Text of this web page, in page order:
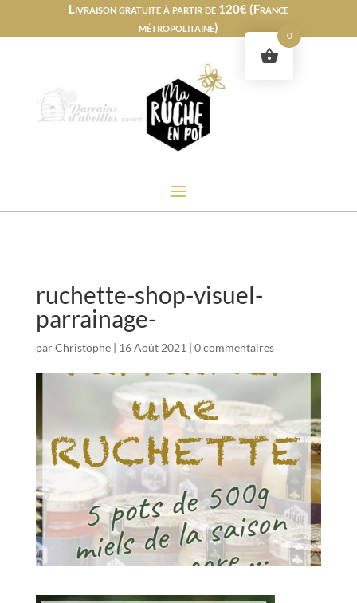
Livraison gratuite à partir de 120€ (France
métropolitaine)
ruchette-shop-visuel-
parrainage-
parChristophe| 16 Août 2021| 0 commentaires
0